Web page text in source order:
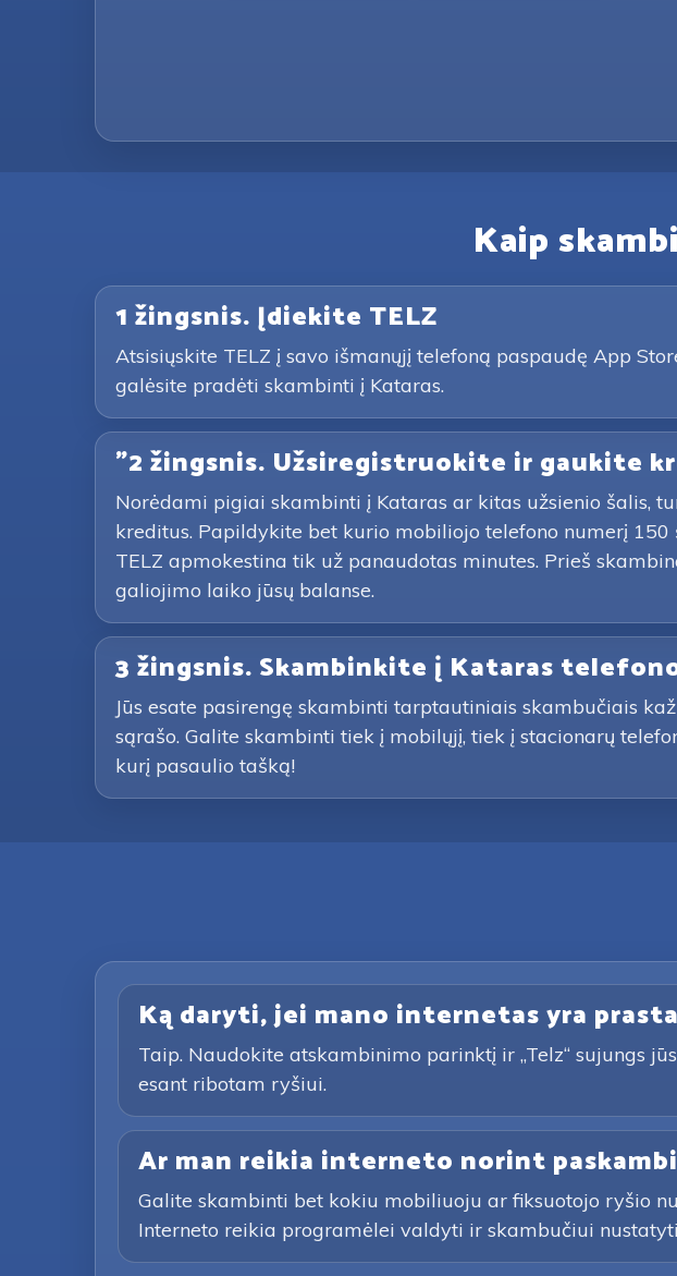
Kaip
1 žingsnis. Įdiekite TELZ
Atsisiųskite TELZ į savo išmanųjį telefoną paspaudę App
galėsite pradėti skambinti į Kataras.
"2 žingsnis. Užsiregistruokite ir gaukite
Norėdami pigiai skambinti į Kataras ar kitas užsienio šalis,
kreditus. Papildykite bet kurio mobiliojo telefono numerį
TELZ apmokestina tik už panaudotas minutes. Prieš
galiojimo laiko jūsų balanse.
3 žingsnis. Skambinkite į Kataras
Jūs esate pasirengę skambinti tarptautiniais skambučiais
sąrašo. Galite skambinti tiek į mobilųjį, tiek į stacionarų
kurį pasaulio tašką!
Ką daryti, jei mano internetas yra
Taip. Naudokite atskambinimo parinktį ir „Telz“ sujungs
esant ribotam ryšiui.
Ar man reikia interneto norint
Galite skambinti bet kokiu mobiliuoju ar fiksuotojo ryšio
Interneto reikia programėlei valdyti ir skambučiui